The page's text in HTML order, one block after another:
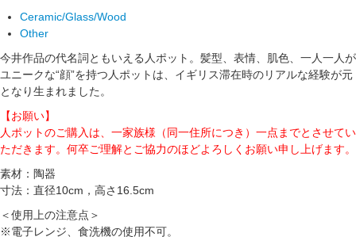
Ceramic/Glass/Wood
Other
今井作品の代名詞ともいえる人ポット。髪型、表情、肌色、一人一人が
ユニークな“顔”を持つ人ポットは、イギリス滞在時のリアルな経験が元
となり生まれました。
【お願い】
人ポットのご購入は、一家族様（同一住所につき）一点までとさせてい
ただきます。何卒ご理解とご協力のほどよろしくお願い申し上げます。
素材：陶器
寸法：直径10cm，高さ16.5cm
＜使用上の注意点＞
※電子レンジ、食洗機の使用不可。